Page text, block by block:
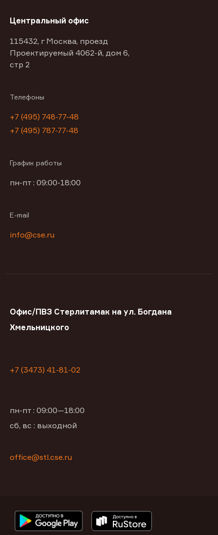
Центральный офис
115432, г Москва, проезд
Проектируемый 4062-й, дом 6,
стр 2
Телефоны
+7 (495) 748-77-48
+7 (495) 787-77-48
График работы
пн-пт : 09:00-18:00
E-mail
info@cse.ru
Офис/ПВЗ Стерлитамак на ул. Богдана
Хмельницкого
+7 (3473) 41-81-02
пн-пт : 09:00—18:00
сб, вс : выходной
office@stl.cse.ru